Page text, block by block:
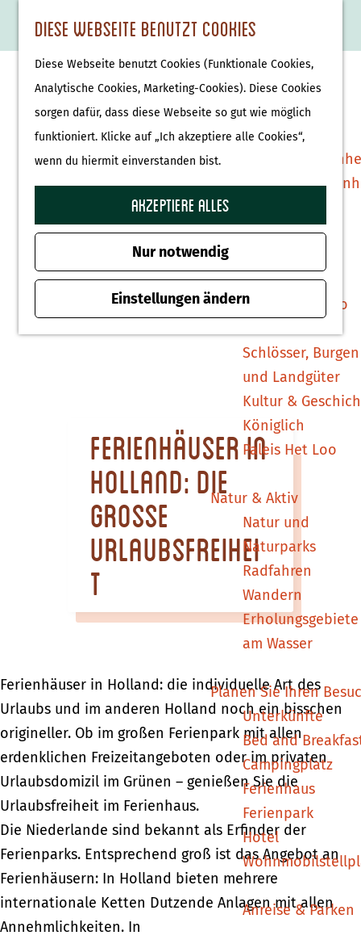
Diese Webseite benutzt Cookies
Diese Webseite benutzt Cookies (Funktionale Cookies,
Analytische Cookies, Marketing-Cookies). Diese Cookies
sorgen dafür, dass diese Webseite so gut wie möglich
funktioniert. Klicke auf „Ich akzeptiere alle Cookies“,
wenn du hiermit einverstanden bist.
Akzeptiere alles
Nur notwendig
Einstellungen ändern
G
F
v
o
r
i
t
K
r
t
e
S
c
h
e
n
e
n
ü
Attraktionen &
Museen
Museen
Tierparks
Affenpark
Burgers' Zoo
Harderwijk
Wellness
Therme Bussloo
Schlösser, Burgen
und Landgüter
Kultur &
Königlich
Paleis Het Loo
Natur & Aktiv
Natur und
Naturparks
Radfahren
Wandern
Erholungsgebiete
am Wasser
Planen Sie Ihren
Unterkünfte
Bed and
Campingplatz
Ferienhaus
Ferienpark
Hotel
Anreise & Parken
c
Ferienhäuser in
Holland: Die
grosse
Urlaubsfreihei
t
Ferienhäuser in Holland: die individuelle Art des
Urlaubs und im anderen Holland noch ein bisschen
origineller. Ob im großen Ferienpark mit allen
erdenklichen Freizeitangeboten oder im privaten
Urlaubsdomizil im Grünen – genießen Sie die
Urlaubsfreiheit im Ferienhaus.
Die Niederlande sind bekannt als Erfinder der
Ferienparks. Entsprechend groß ist das Angebot an
Ferienhäusern: In Holland bieten mehrere
internationale Ketten Dutzende Anlagen mit allen
Annehmlichkeiten. In